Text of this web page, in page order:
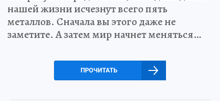
нашей жизни исчезнут всего пять
металлов. Сначала вы этого даже не
заметите. А затем мир начнет меняться…
ПРОЧИТАТЬ